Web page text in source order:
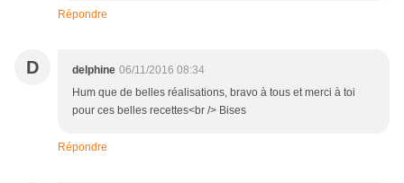
Répondre
D delphine 06/11/2016 08:34
Hum que de belles réalisations, bravo à tous et merci à toi
pour ces belles recettes<br /> Bises
Répondre